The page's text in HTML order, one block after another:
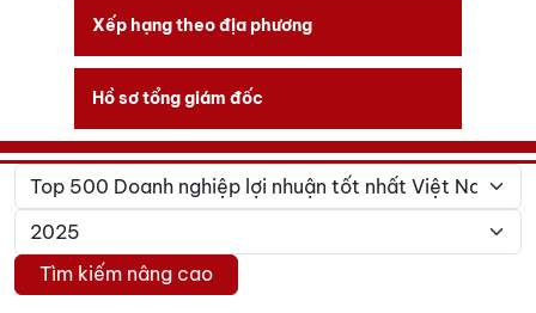
Xếp hạng theo địa phương
Hồ sơ tổng giám đốc
Tìm kiếm nâng cao